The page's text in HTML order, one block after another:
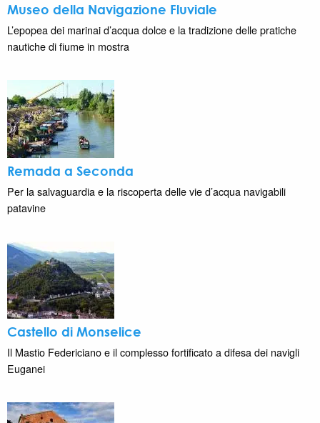
Museo della Navigazione Fluviale
L’epopea dei marinai d’acqua dolce e la tradizione delle pratiche
nautiche di fiume in mostra
Remada a Seconda
Per la salvaguardia e la riscoperta delle vie d’acqua navigabili
patavine
Castello di Monselice
Il Mastio Federiciano e il complesso fortificato a difesa dei navigli
Euganei